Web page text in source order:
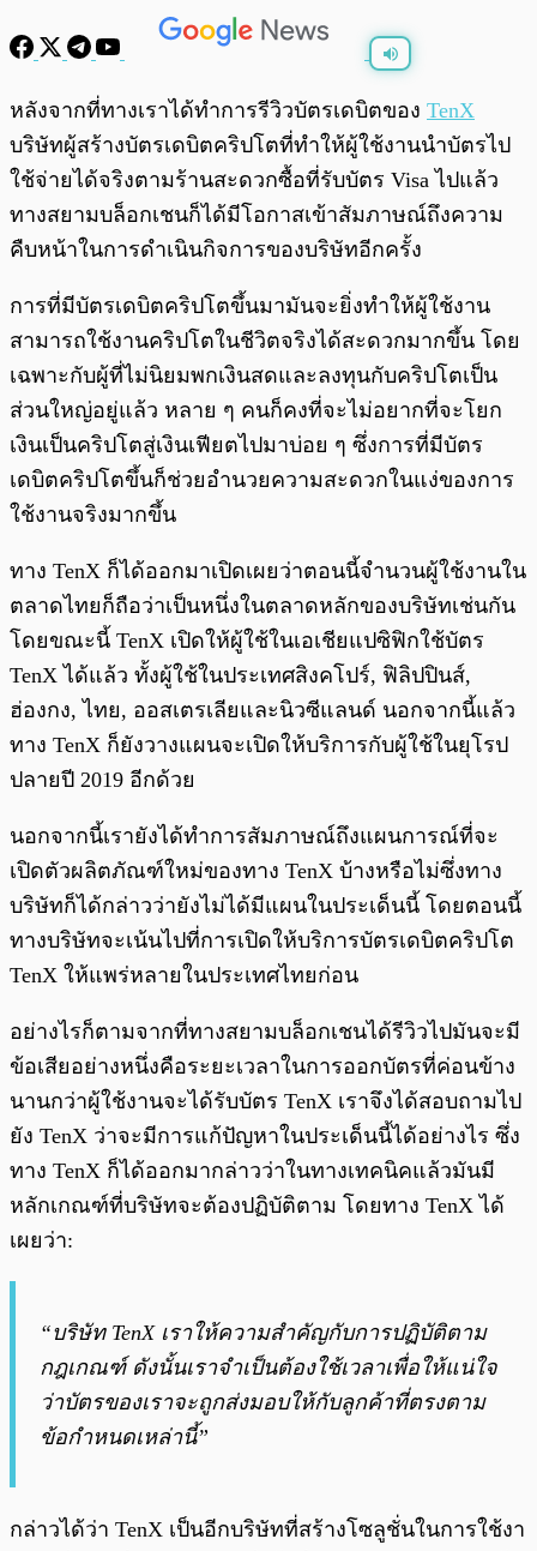
พร้อมเล่น
หลังจากที่ทางเราได้ทำการรีวิวบัตรเดบิตของ TenX
บริษัทผู้สร้างบัตรเดบิตคริปโตที่ทำให้ผู้ใช้งานนำบัตรไป
ใช้จ่ายได้จริงตามร้านสะดวกซื้อที่รับบัตร Visa ไปแล้ว
ทางสยามบล็อกเชนก็ได้มีโอกาสเข้าสัมภาษณ์ถึงความ
คืบหน้าในการดำเนินกิจการของบริษัทอีกครั้ง
การที่มีบัตรเดบิตคริปโตขึ้นมามันจะยิ่งทำให้ผู้ใช้งาน
สามารถใช้งานคริปโตในชีวิตจริงได้สะดวกมากขึ้น โดย
เฉพาะกับผู้ที่ไม่นิยมพกเงินสดและลงทุนกับคริปโตเป็น
ส่วนใหญ่อยู่แล้ว หลาย ๆ คนก็คงที่จะไม่อยากที่จะโยก
เงินเป็นคริปโตสู่เงินเฟียตไปมาบ่อย ๆ ซึ่งการที่มีบัตร
เดบิตคริปโตขึ้นก็ช่วยอำนวยความสะดวกในแง่ของการ
ใช้งานจริงมากขึ้น
ทาง TenX ก็ได้ออกมาเปิดเผยว่าตอนนี้จำนวนผู้ใช้งานใน
ตลาดไทยก็ถือว่าเป็นหนึ่งในตลาดหลักของบริษัทเช่นกัน
โดยขณะนี้ TenX เปิดให้ผู้ใช้ในเอเชียแปซิฟิกใช้บัตร
TenX ได้แล้ว ทั้งผู้ใช้ในประเทศสิงคโปร์, ฟิลิปปินส์,
ฮ่องกง, ไทย, ออสเตรเลียและนิวซีแลนด์ นอกจากนี้แล้ว
ทาง TenX ก็ยังวางแผนจะเปิดให้บริการกับผู้ใช้ในยุโรป
ปลายปี 2019 อีกด้วย
นอกจากนี้เรายังได้ทำการสัมภาษณ์ถึงแผนการณ์ที่จะ
เปิดตัวผลิตภัณฑ์ใหม่ของทาง TenX บ้างหรือไม่ซึ่งทาง
บริษัทก็ได้กล่าวว่ายังไม่ได้มีแผนในประเด็นนี้ โดยตอนนี้
ทางบริษัทจะเน้นไปที่การเปิดให้บริการบัตรเดบิตคริปโต
TenX ให้แพร่หลายในประเทศไทยก่อน
อย่างไรก็ตามจากที่ทางสยามบล็อกเชนได้รีวิวไปมันจะมี
ข้อเสียอย่างหนึ่งคือระยะเวลาในการออกบัตรที่ค่อนข้าง
นานกว่าผู้ใช้งานจะได้รับบัตร TenX เราจึงได้สอบถามไป
ยัง TenX ว่าจะมีการแก้ปัญหาในประเด็นนี้ได้อย่างไร ซึ่ง
ทาง TenX ก็ได้ออกมากล่าวว่าในทางเทคนิคแล้วมันมี
หลักเกณฑ์ที่บริษัทจะต้องปฏิบัติตาม โดยทาง TenX ได้
เผยว่า:
“บริษัท TenX เราให้ความสำคัญกับการปฏิบัติตาม
กฎเกณฑ์ ดังนั้นเราจำเป็นต้องใช้เวลาเพื่อให้แน่ใจ
ว่าบัตรของเราจะถูกส่งมอบให้กับลูกค้าที่ตรงตาม
ข้อกำหนดเหล่านี้”
กล่าวได้ว่า TenX เป็นอีกบริษัทที่สร้างโซลูชั่นในการใช้งา